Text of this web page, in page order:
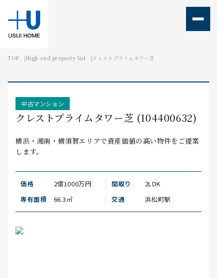
TOPIC
OFFICE
TOP High-end property list クレストプライムタワー芝
中古マンション
クレストプライムタワー芝 (104400632)
横浜・湘南・横須賀エリアで資産価値の高い物件をご提案
します。
価格 2億1000万円 間取り
2LDK
専有面積
66.3㎡ 交通 浜松町駅